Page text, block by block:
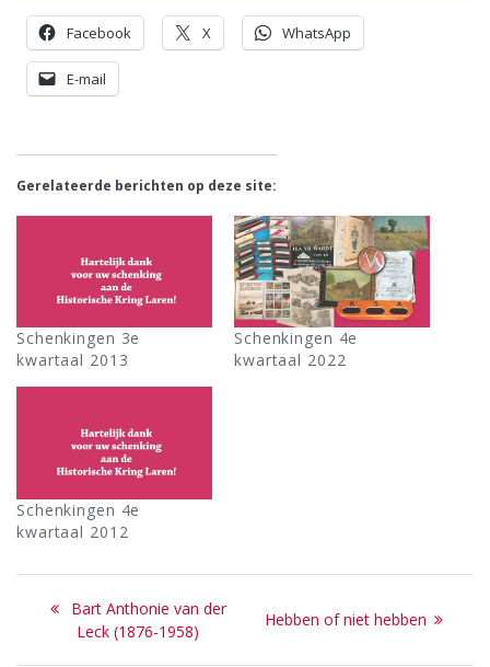
Facebook X WhatsApp
E-mail
Gerelateerde berichten op deze site:
Schenkingen 3e
kwartaal 2013
Schenkingen 4e
kwartaal 2022
Schenkingen 4e
kwartaal 2012
Bericht
navigatie
Previous
post:
Bart Anthonie van der
Leck (1876-1958)
Next
Hebben of niet hebben